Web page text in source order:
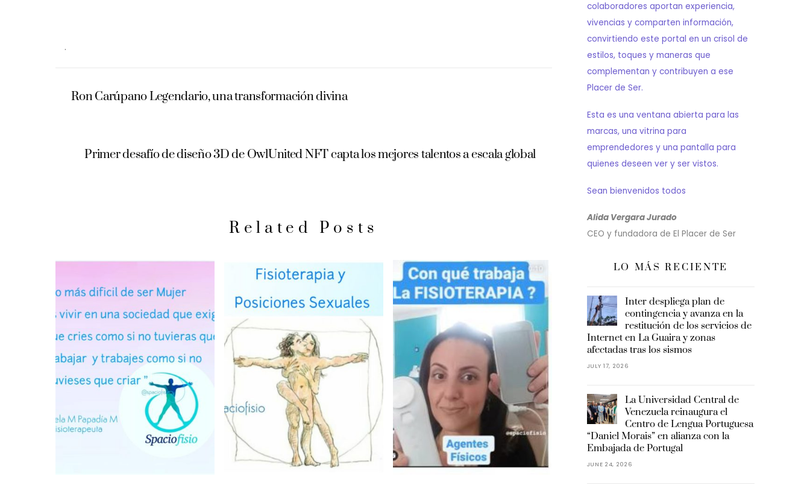
.
Ron Carúpano Legendario, una transformación divina
Primer desafío de diseño 3D de OwlUnited NFT capta los mejores talentos a escala global
Related Posts
colaboradores aportan experiencia,
vivencias y comparten información,
convirtiendo este portal en un crisol de
estilos, toques y maneras que
complementan y contribuyen a ese
Placer de Ser.
Esta es una ventana abierta para las
marcas, una vitrina para
emprendedores y una pantalla para
quienes deseen ver y ser vistos.
Sean bienvenidos todos
Alida Vergara Jurado
CEO y fundadora de El Placer de Ser
LO MÁS RECIENTE
Inter despliega plan de
contingencia y avanza en la
restitución de los servicios de
Internet en La Guaira y zonas
afectadas tras los sismos
JULY 17, 2026
La Universidad Central de
Venezuela reinaugura el
Centro de Lengua Portuguesa
“Daniel Morais” en alianza con la
Embajada de Portugal
JUNE 24, 2026